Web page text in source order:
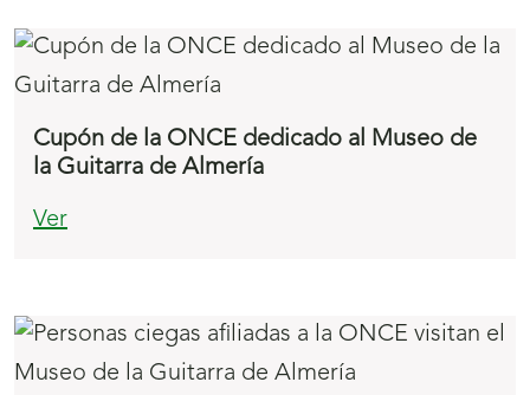
Cupón de la ONCE dedicado al Museo de
la Guitarra de Almería
Ver